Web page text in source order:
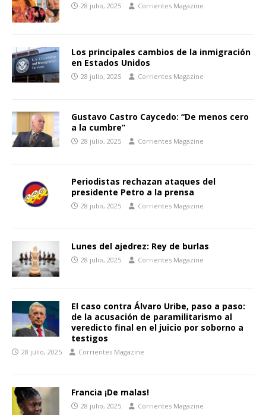
28 julio, 2025 Corrientes Magazine
Los principales cambios de la inmigración
en Estados Unidos
28 julio, 2025 Corrientes Magazine
Gustavo Castro Caycedo: “De menos cero
a la cumbre”
28 julio, 2025 Corrientes Magazine
Periodistas rechazan ataques del
presidente Petro a la prensa
28 julio, 2025 Corrientes Magazine
Lunes del ajedrez: Rey de burlas
28 julio, 2025 Corrientes Magazine
El caso contra Álvaro Uribe, paso a paso:
de la acusación de paramilitarismo al
veredicto final en el juicio por soborno a
testigos
28 julio, 2025 Corrientes Magazine
Francia ¡De malas!
28 julio, 2025 Corrientes Magazine